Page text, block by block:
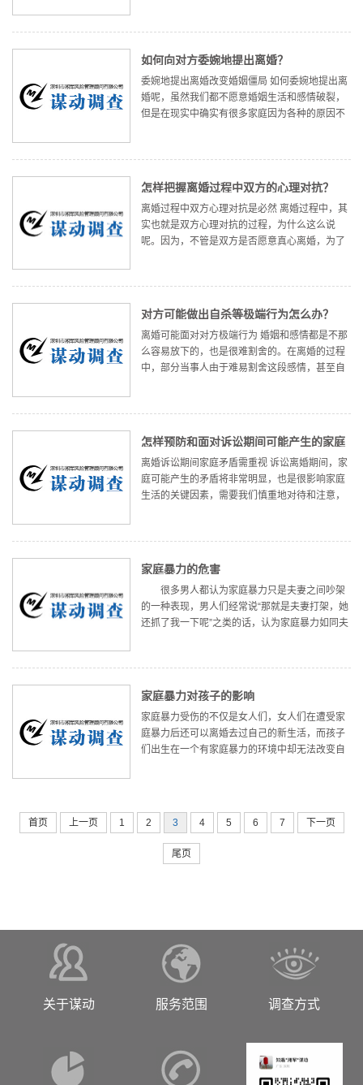
从经济的角度来看其成本
如何向对方委婉地提出离婚？
委婉地提出离婚改变婚姻僵局 如何委婉地提出离
婚呢，虽然我们都不愿意婚姻生活和感情破裂，
但是在现实中确实有很多家庭因为各种的原因不
方法，可以让双方有更多的
怎样把握离婚过程中双方的心理对抗？
离婚过程中双方心理对抗是必然 离婚过程中，其
实也就是双方心理对抗的过程，为什么这么说
呢。因为，不管是双方是否愿意真心离婚，为了
采取一些方法。这时候，不管是
对方可能做出自杀等极端行为怎么办？
离婚可能面对对方极端行为 婚姻和感情都是不那
么容易放下的，也是很难割舍的。在离婚的过程
中，部分当事人由于难易割舍这段感情，甚至自
为。 对于这些极端行为，我们
怎样预防和面对诉讼期间可能产生的家庭
矛盾？
离婚诉讼期间家庭矛盾需重视 诉讼离婚期间，家
庭可能产生的矛盾将非常明显，也是很影响家庭
生活的关键因素，需要我们慎重地对待和注意，
关系到夫妻财产分割、子女
家庭暴力的危害
很多男人都认为家庭暴力只是夫妻之间吵架
的一种表现，男人们经常说“那就是夫妻打架，她
还抓了我一下呢”之类的话，认为家庭暴力如同夫
空前增强的现代社会，家庭暴
家庭暴力对孩子的影响
家庭暴力受伤的不仅是女人们，女人们在遭受家
庭暴力后还可以离婚去过自己的新生活，而孩子
们出生在一个有家庭暴力的环境中却无法改变自
首页 上一页 1 2 3 4 5 6 7 下一页
尾页
关于谋动 服务范围 调查方式